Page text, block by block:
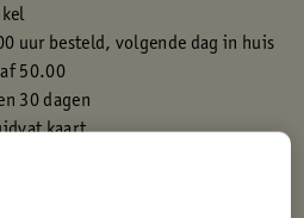
uur besteld, volgende dag in huis
50.00
30 dagen
kaart